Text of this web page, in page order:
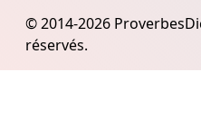
© 2014-2026
réservés.